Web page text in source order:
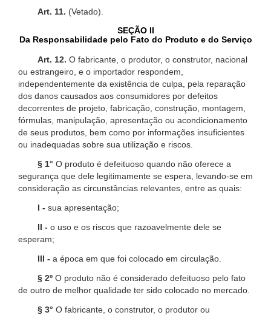
Art. 11. (Vetado).
SEÇÃO II
Da Responsabilidade pelo Fato do Produto e do Serviço
Art. 12. O fabricante, o produtor, o construtor, nacional
ou estrangeiro, e o importador respondem,
independentemente da existência de culpa, pela reparação
dos danos causados aos consumidores por defeitos
decorrentes de projeto, fabricação, construção, montagem,
fórmulas, manipulação, apresentação ou acondicionamento
de seus produtos, bem como por informações insuficientes
ou inadequadas sobre sua utilização e riscos.
§ 1° O produto é defeituoso quando não oferece a
segurança que dele legitimamente se espera, levando-se em
consideração as circunstâncias relevantes, entre as quais:
I - sua apresentação;
II - o uso e os riscos que razoavelmente dele se
esperam;
III - a época em que foi colocado em circulação.
§ 2º O produto não é considerado defeituoso pelo fato
de outro de melhor qualidade ter sido colocado no mercado.
§ 3° O fabricante, o construtor, o produtor ou